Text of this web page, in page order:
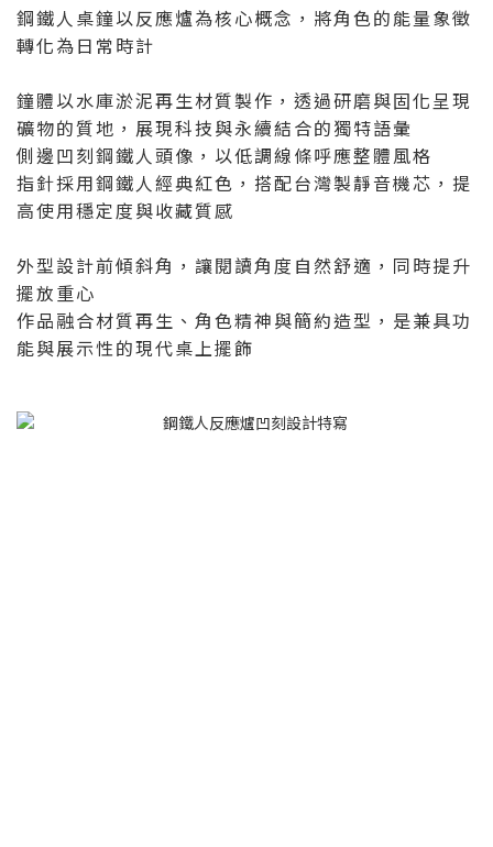
鋼鐵人桌鐘以反應爐為核心概念，將角色的能量象徵
轉化為日常時計
鐘體以水庫淤泥再生材質製作，透過研磨與固化呈現
礦物的質地，展現科技與永續結合的獨特語彙
側邊凹刻鋼鐵人頭像，以低調線條呼應整體風格
指針採用鋼鐵人經典紅色，搭配台灣製靜音機芯，提
高使用穩定度與收藏質感
外型設計前傾斜角，讓閱讀角度自然舒適，同時提升
擺放重心
作品融合材質再生、角色精神與簡約造型，是兼具功
能與展示性的現代桌上擺飾